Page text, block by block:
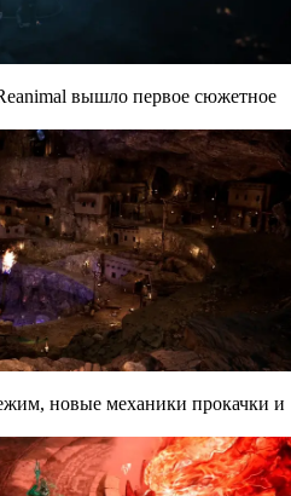
вышло первое сюжетное
новые механики прокачки и